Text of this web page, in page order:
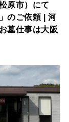
原市）にて
のご依頼 | 河
墓仕事は大阪